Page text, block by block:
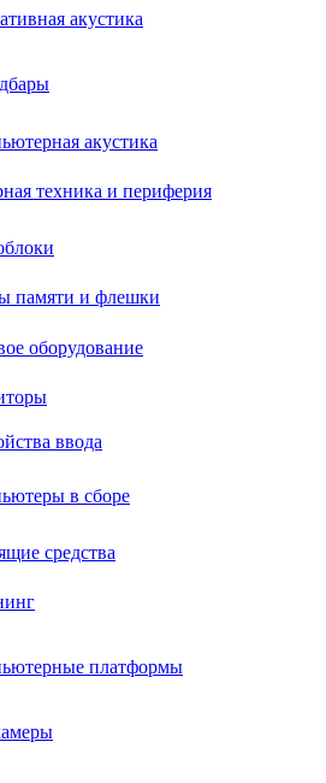
акустика
акустика
техника и периферия
памяти и флешки
оборудование
ввода
в сборе
средства
платформы